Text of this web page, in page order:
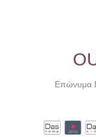
Επώνυμα